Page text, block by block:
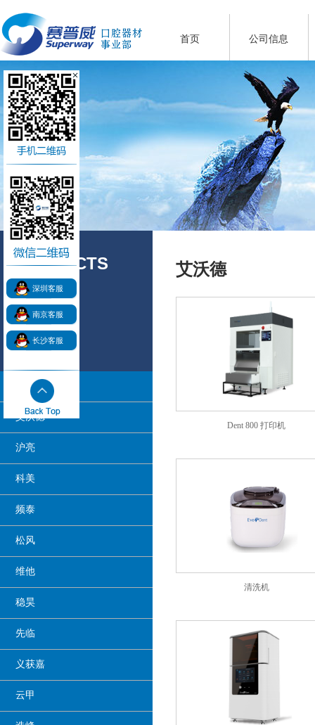
首页 公司信息
产品展示
PRODUCTS
阿曼吉尔巴赫
艾沃德
沪亮
科美
频泰
松风
维他
稳昊
先临
义获嘉
云甲
艾沃德
Dent 800 打印机
清洗机
深圳客服
南京客服
长沙客服